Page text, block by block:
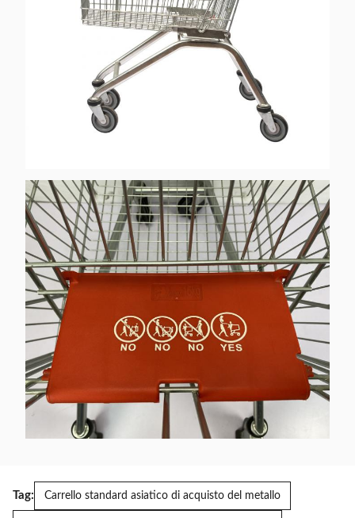
Tag: Carrello standard asiatico di acquisto del metallo